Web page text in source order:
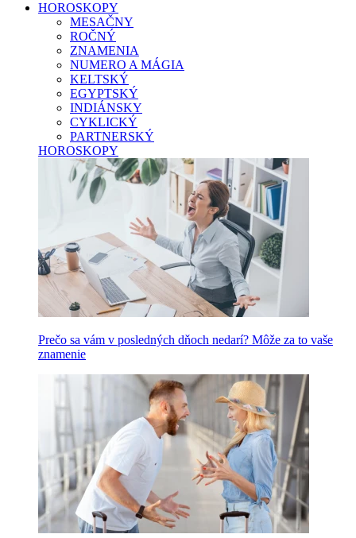
HOROSKOPY
MESAČNY
ROČNÝ
ZNAMENIA
NUMERO A MÁGIA
KELTSKÝ
EGYPTSKÝ
INDIÁNSKY
CYKLICKÝ
PARTNERSKÝ
HOROSKOPY
Prečo sa vám v posledných dňoch nedarí? Môže za to vaše
znamenie